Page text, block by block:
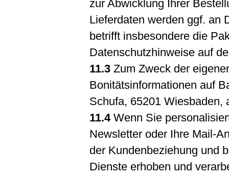
zur Abwicklung Ihrer
Lieferdaten werden ggf. an
betrifft insbesondere die
Datenschutzhinweise auf
11.3 Zum Zweck der
Bonitätsinformationen auf
Schufa, 65201 Wiesbaden,
11.4Wenn Sie
Newsletter oder Ihre Mail-
der Kundenbeziehung und
Dienste erhoben und